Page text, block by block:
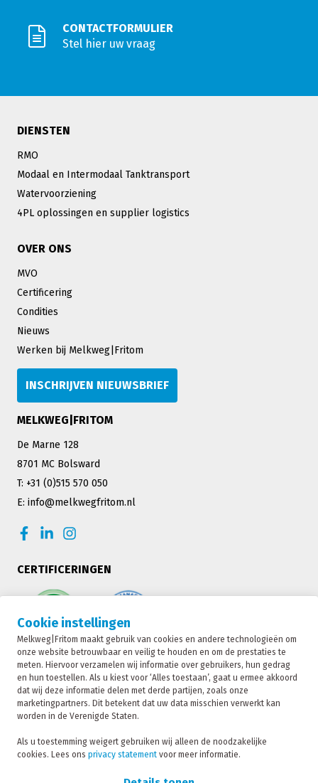
Cookie instellingen
Melkweg|Fritom maakt gebruik van cookies en andere technologieën om
onze website betrouwbaar en veilig te houden en om de prestaties te
meten. Hiervoor verzamelen wij informatie over gebruikers, hun gedrag
en hun toestellen. Als u kiest voor ‘Alles toestaan’, gaat u ermee akkoord
dat wij deze informatie delen met derde partijen, zoals onze
marketingpartners. Dit betekent dat uw data misschien verwerkt kan
worden in de Verenigde Staten.
Als u toestemming weigert gebruiken wij alleen de noodzakelijke
cookies. Lees onsprivacy statement voor meer informatie.
CONTACTFORMULIER
Stel hier uw vraag
DIENSTEN
RMO
Modaal en Intermodaal Tanktransport
Watervoorziening
4PL oplossingen en supplier logistics
OVER ONS
MVO
Certificering
Condities
Nieuws
Werken bij Melkweg|Fritom
INSCHRIJVEN NIEUWSBRIEF
MELKWEG|FRITOM
De Marne 128
8701 MC Bolsward
T: +31 (0)515 570 050
E: info@melkwegfritom.nl
CERTIFICERINGEN
Melkweg|Fritom is onderdeel van de Fritom Group